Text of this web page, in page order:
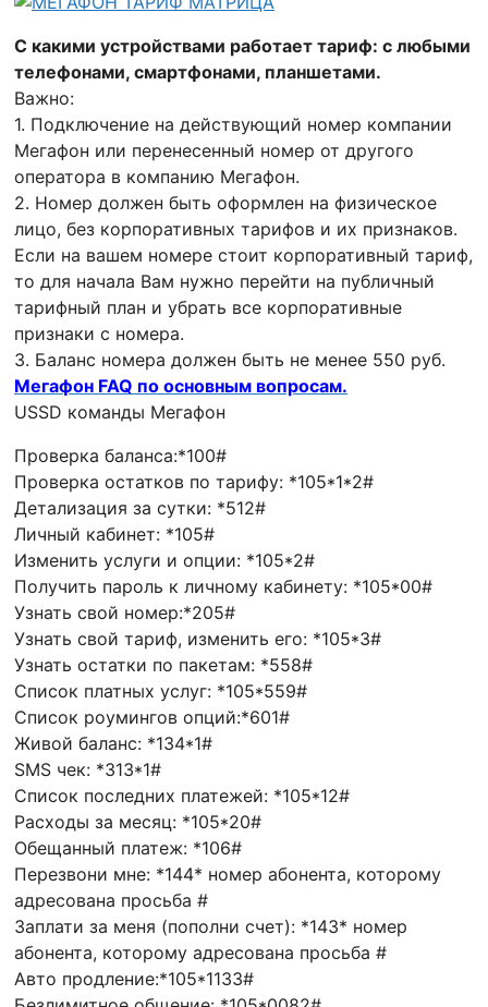
С какими устройствами работает тариф: с любыми
телефонами, смартфонами, планшетами.
Важно:
1. Подключение на действующий номер компании
Мегафон или перенесенный номер от другого
оператора в компанию Мегафон.
2. Номер должен быть оформлен на физическое
лицо, без корпоративных тарифов и их признаков.
Если на вашем номере стоит корпоративный тариф,
то для начала Вам нужно перейти на публичный
тарифный план и убрать все корпоративные
признаки с номера.
3. Баланс номера должен быть не менее 550 руб.
Мегафон FAQ по основным вопросам.
USSD команды Мегафон
Проверка баланса:*100#
Проверка остатков по тарифу: *105*1*2#
Детализация за сутки: *512#
Личный кабинет: *105#
Изменить услуги и опции: *105*2#
Получить пароль к личному кабинету: *105*00#
Узнать свой номер:*205#
Узнать свой тариф, изменить его: *105*3#
Узнать остатки по пакетам: *558#
Список платных услуг: *105*559#
Список роумингов опций:*601#
Живой баланс: *134*1#
SMS чек: *313*1#
Список последних платежей: *105*12#
Расходы за месяц: *105*20#
Обещанный платеж: *106#
Перезвони мне: *144* номер абонента, которому
адресована просьба #
Заплати за меня (пополни счет): *143* номер
абонента, которому адресована просьба #
Авто продление:*105*1133#